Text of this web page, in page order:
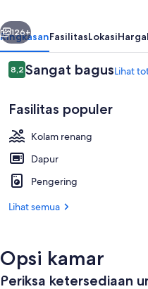
Berikutnya
126+
RingkasanFasilitasLokasiHarga
Ulasan
8,28,2 dari 10
Sangat bagusLihat
Fasilitas populer
Kolam renang
Dapur
Pengering
Lihat semua
Opsi kamar
Periksa ketersediaan